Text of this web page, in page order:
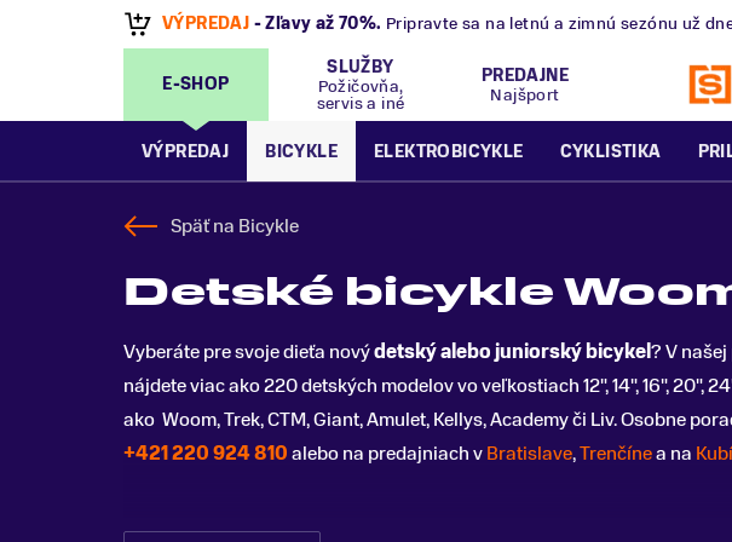
VÝPREDAJ - Zľavy až 70%. Pripravte sa na letnú a zimnú sezónu už
E-SHOP
SLUŽBY
Požičovňa,
servis a iné
PREDAJNE
Najšport
VÝPREDAJ BICYKLE ELEKTROBICYKLE CYKLISTIKA
Späť na Bicykle
Detské bicykle
Vyberáte pre svoje dieťa novýdetský alebo juniorský bicykel? V
nájdete viac ako 220 detských modelov vo veľkostiach 12", 14", 16", 20",
ako Woom, Trek, CTM, Giant, Amulet, Kellys, Academy či Liv. Osobne
+421 220 924 810alebo na predajniach vBratislave,Trenčínea na